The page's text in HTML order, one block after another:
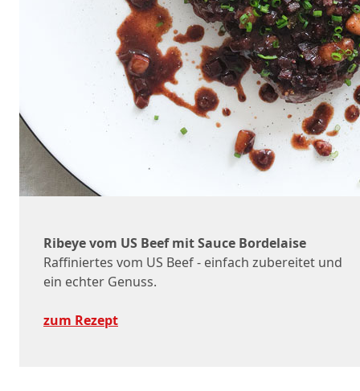
Ribeye vom US Beef mit Sauce Bordelaise
Raffiniertes vom US Beef - einfach zubereitet und
ein echter Genuss.
zum Rezept